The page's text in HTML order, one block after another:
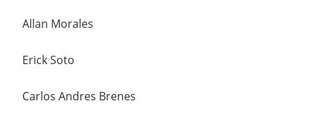
Allan Morales
Erick Soto
Carlos Andres Brenes